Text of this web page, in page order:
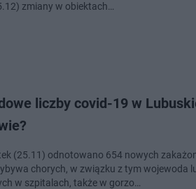
zmiany w obiektach…
liczby covid-19 w
(25.11) odnotowano 654 nowych
chorych, w związku z tym wojewoda
w szpitalach, także w gorzo…